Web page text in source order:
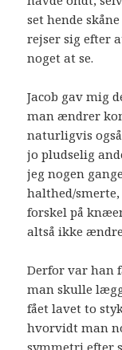
set hende
rejser sig efter
noget at se.
Jacob gav mig
man ændrer
naturligvis
jo pludselig
jeg nogen
halthed/
forskel på
altså ikke ændre
Derfor var han
man skulle
fået lavet to
hvorvidt man